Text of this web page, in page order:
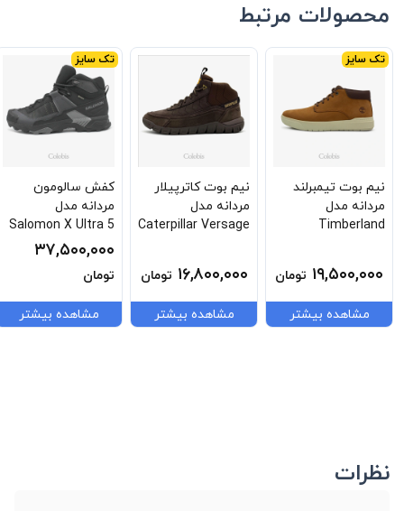
محصولات مرتبط
تک سایز
نیم بوت تیمبرلند
مردانه مدل
Timberland
Lace Sneaker Tb-
0a69m1-Em5
۱۹,۵۰۰,۰۰۰ تومان
مشاهده بیشتر
نیم بوت کاترپیلار
مردانه مدل
Caterpillar Versage
۱۶,۸۰۰,۰۰۰ تومان
مشاهده بیشتر
تک سایز
کفش سالومون
مردانه مدل
Salomon X Ultra 5
Mid GTX
L4775420030
۳۷,۵۰۰,۰۰۰
تومان
مشاهده بیشتر
نظرات